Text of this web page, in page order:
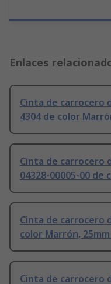
Enlaces
Cinta de carrocero
4304 de color
Cinta de carrocero
04328-00005-00 de
Cinta de carrocero
color Marrón, 25mm
Cinta de carrocero